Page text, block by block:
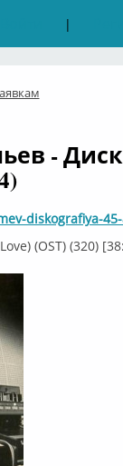
|
-
diskografiya-
(OST) (320)